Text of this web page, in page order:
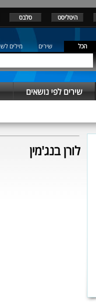
היטליסט סלבס
הכל שירים מילים
שירים לפי נושאים
לורן בנג'מין